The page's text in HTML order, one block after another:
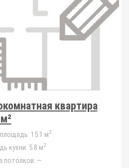
квартира
15.1 м2
кухни: 5.8 м2
потолков: —